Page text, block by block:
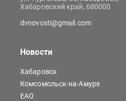
Хабаровский край, 680000
dvnovosti@gmail.com
Новости
Хабаровск
Комсомольск-на-Амуре
ЕАО